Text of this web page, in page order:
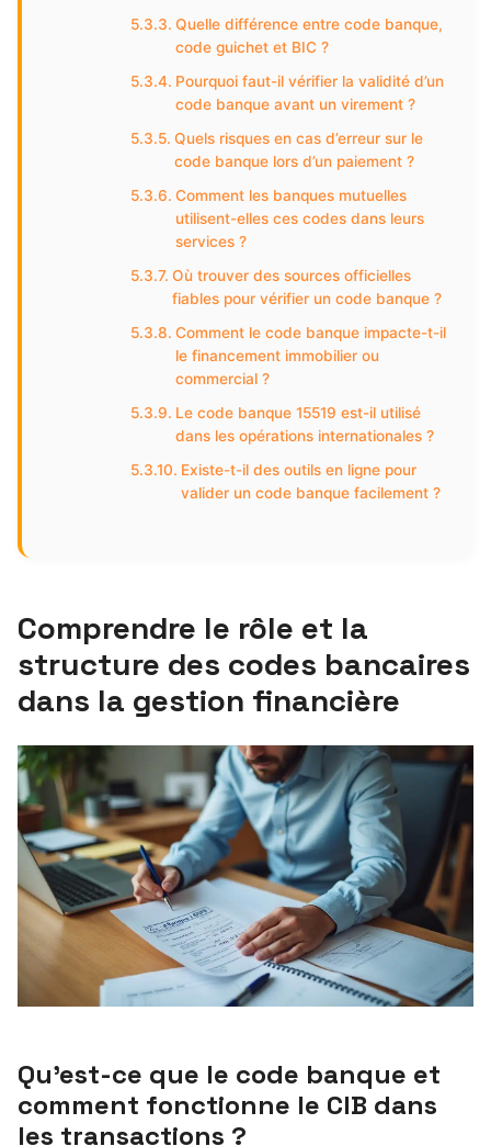
Quelle différence entre code banque,
code guichet et BIC ?
Pourquoi faut-il vérifier la validité d’un
code banque avant un virement ?
Quels risques en cas d’erreur sur le
code banque lors d’un paiement ?
Comment les banques mutuelles
utilisent-elles ces codes dans leurs
services ?
Où trouver des sources officielles
fiables pour vérifier un code banque ?
Comment le code banque impacte-t-il
le financement immobilier ou
commercial ?
Le code banque 15519 est-il utilisé
dans les opérations internationales ?
Existe-t-il des outils en ligne pour
valider un code banque facilement ?
Comprendre le rôle et la
structure des codes bancaires
dans la gestion financière
Qu’est-ce que le code banque et
comment fonctionne le CIB dans
les transactions ?